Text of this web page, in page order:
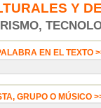
Y
EN EL TEXTO
GRUPO O MÚSICO